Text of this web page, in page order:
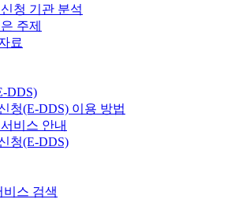
청 기관 분석
주제
료
DDS)
청(E-DDS) 이용 방법
비스 안내
청(E-DDS)
스 검색